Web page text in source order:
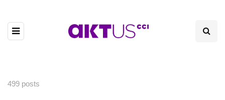
499 posts